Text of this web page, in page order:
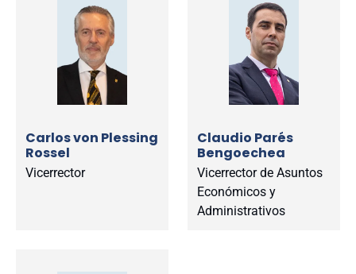
Carlos von Plessing
Rossel
Vicerrector
Claudio Parés
Bengoechea
Vicerrector de Asuntos
Económicos y
Administrativos